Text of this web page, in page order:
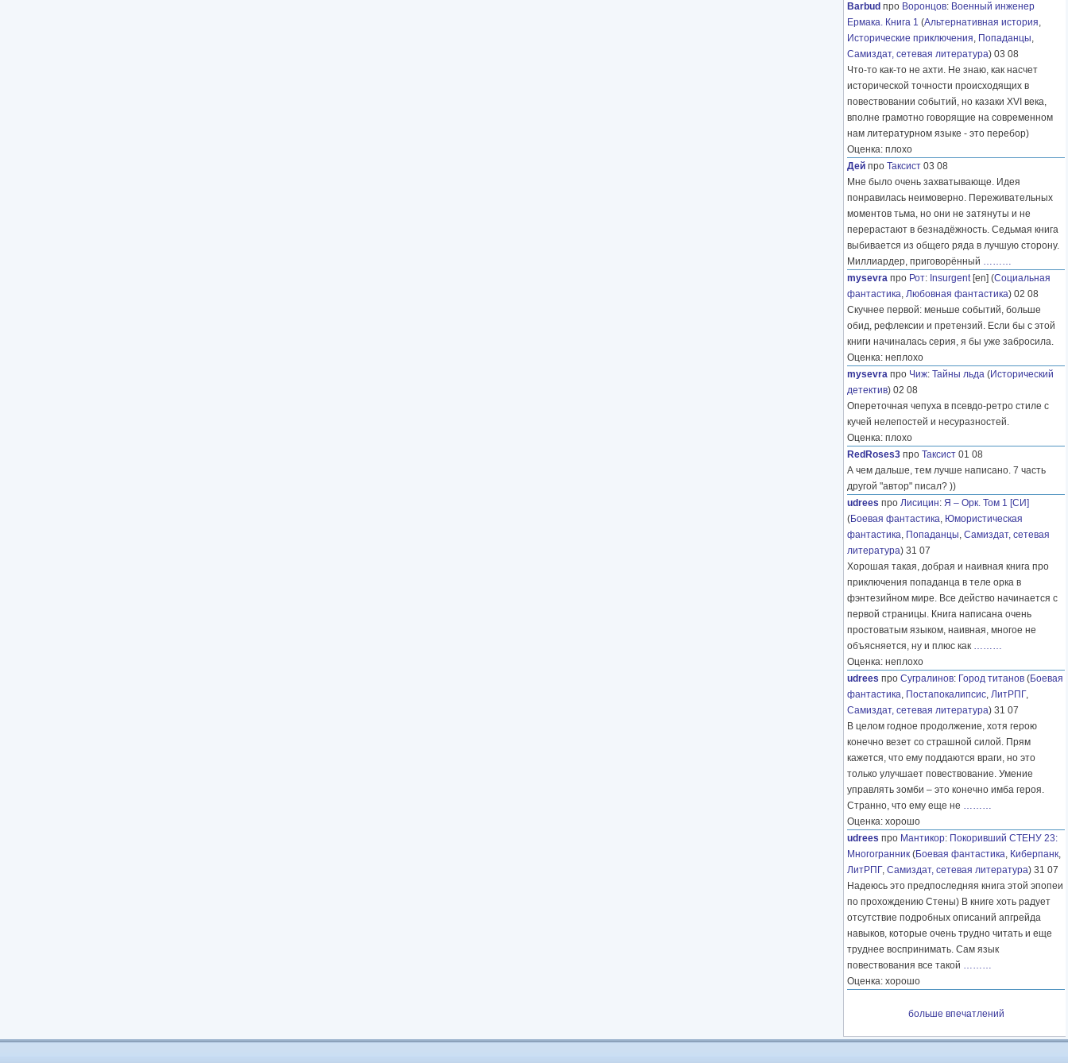
Barbud про Воронцов: Военный инженер
Ермака. Книга 1 (Альтернативная история,
Исторические приключения, Попаданцы,
Самиздат, сетевая литература) 03 08
Что-то как-то не ахти. Не знаю, как насчет
исторической точности происходящих в
повествовании событий, но казаки XVI века,
вполне грамотно говорящие на современном
нам литературном языке - это перебор)
Оценка: плохо
Дей про Таксист 03 08
Мне было очень захватывающе. Идея
понравилась неимоверно. Переживательных
моментов тьма, но они не затянуты и не
перерастают в безнадёжность. Седьмая книга
выбивается из общего ряда в лучшую сторону.
Миллиардер, приговорённый ………
mysevra про Рот: Insurgent[en] (Социальная
фантастика, Любовная фантастика) 02 08
Скучнее первой: меньше событий, больше
обид, рефлексии и претензий. Если бы с этой
книги начиналась серия, я бы уже забросила.
Оценка: неплохо
mysevra про Чиж: Тайны льда (Исторический
детектив) 02 08
Опереточная чепуха в псевдо-ретро стиле с
кучей нелепостей и несуразностей.
Оценка: плохо
RedRoses3 про Таксист 01 08
А чем дальше, тем лучше написано. 7 часть
другой "автор" писал? ))
udrees про Лисицин: Я – Орк. Том 1 [СИ]
(Боевая фантастика, Юмористическая
фантастика, Попаданцы, Самиздат, сетевая
литература) 31 07
Хорошая такая, добрая и наивная книга про
приключения попаданца в теле орка в
фэнтезийном мире. Все действо начинается с
первой страницы. Книга написана очень
простоватым языком, наивная, многое не
объясняется, ну и плюс как ………
Оценка: неплохо
udrees про Сугралинов: Город титанов (Боевая
фантастика, Постапокалипсис, ЛитРПГ,
Самиздат, сетевая литература) 31 07
В целом годное продолжение, хотя герою
конечно везет со страшной силой. Прям
кажется, что ему поддаются враги, но это
только улучшает повествование. Умение
управлять зомби – это конечно имба героя.
Странно, что ему еще не ………
Оценка: хорошо
udrees про Мантикор: Покоривший СТЕНУ 23:
Многогранник (Боевая фантастика, Киберпанк,
ЛитРПГ, Самиздат, сетевая литература) 31 07
Надеюсь это предпоследняя книга этой эпопеи
по прохождению Стены) В книге хоть радует
отсутствие подробных описаний апгрейда
навыков, которые очень трудно читать и еще
труднее воспринимать. Сам язык
повествования все такой ………
Оценка: хорошо
больше впечатлений